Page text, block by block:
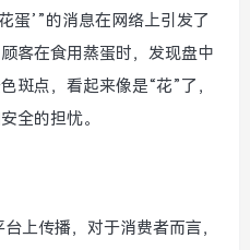
蛋’”的消息在网络上引发了
客在食用蒸蛋时，发现盘中
斑点，看起来像是“花”了，
全的担忧。
上传播，对于消费者而言，